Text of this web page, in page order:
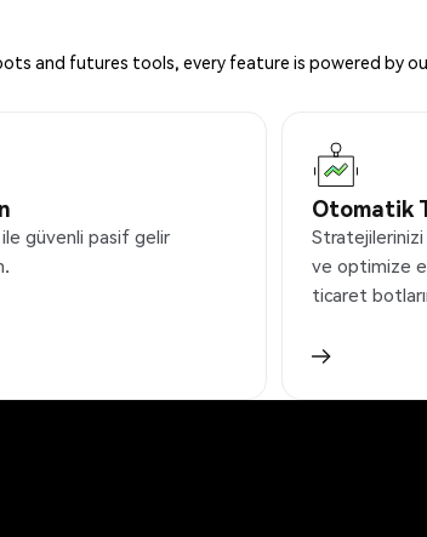
and futures tools, every feature is powered by
güvenli pasif gelir
Otomatik
ve optimize
ticaret